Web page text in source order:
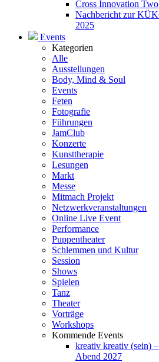
Cross Innovation
Nachbericht zur
2025
Events
Kategorien
Alle
Ausstellungen
Body, Mind & Soul
Events
Feten
Fotografie
Führungen
JamClub
Konzerte
Kunsttherapie
Lesungen
Markt
Messe
Mitmach Projekt
Netzwerkveranstaltungen
Online Live Event
Performance
Puppentheater
Schlemmen und Kultur
Session
Shows
Spielen
Tanz
Theater
Vorträge
Workshops
Kommende Events
kreativ kreativ (sein)
Abend 2027